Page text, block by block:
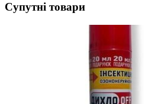
Супутні товари